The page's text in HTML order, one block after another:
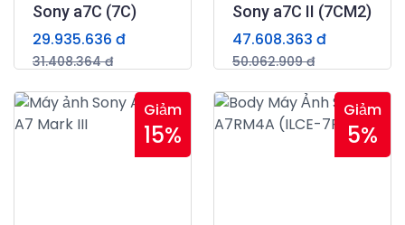
Sony a7C (7C)
29.935.636 đ
31.408.364 đ
Sony a7C II (7CM2)
47.608.363 đ
50.062.909 đ
Giảm
15%
Giảm
5%